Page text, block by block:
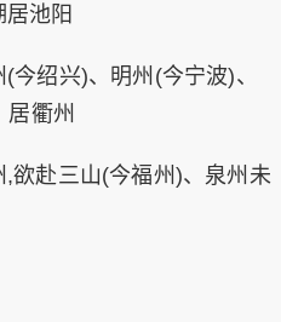
池阳
绍兴)、明州(今宁波)、
衢州
欲赴三山(今福州)、泉州未